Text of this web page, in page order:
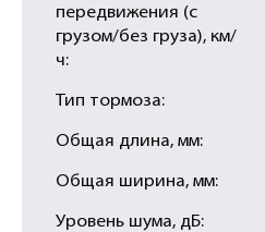
передвижения (с
грузом/без груза), км/
ч:
Тип тормоза:
Общая длина, мм:
Общая ширина, мм:
Уровень шума, дБ: